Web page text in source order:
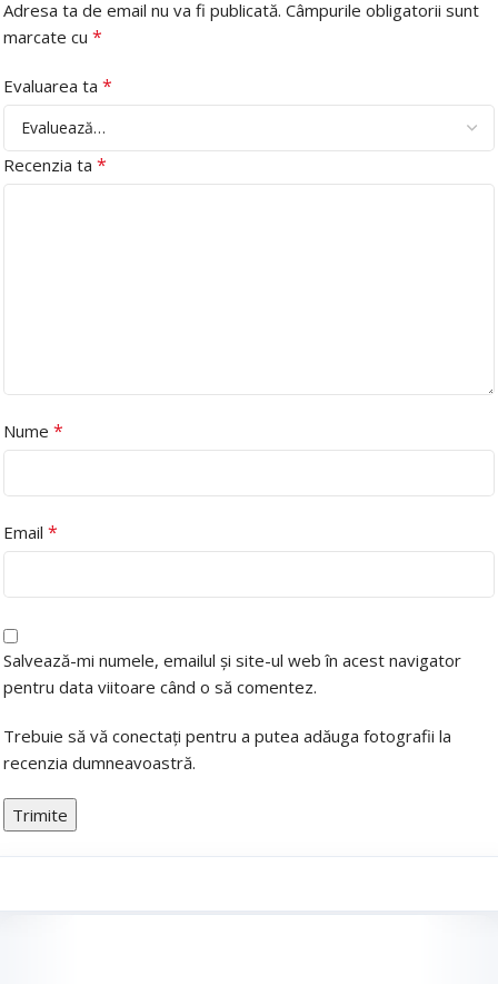
Adresa ta de email nu va fi publicată. Câmpurile obligatorii sunt
marcate cu *
Evaluarea ta *
Recenzia ta *
Nume *
Email *
Salvează-mi numele, emailul și site-ul web în acest navigator
pentru data viitoare când o să comentez.
Trebuie să vă conectați pentru a putea adăuga fotografii la
recenzia dumneavoastră.